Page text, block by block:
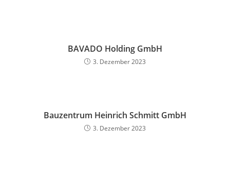
BAVADO Holding GmbH
3. Dezember 2023
Bauzentrum Heinrich Schmitt GmbH
3. Dezember 2023